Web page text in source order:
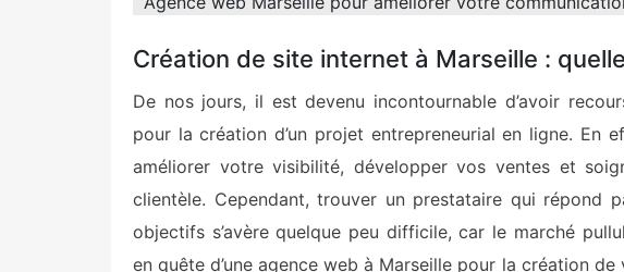
Création de site internet à Marseille :
De nos jours, il est devenu incontournable d’avoir
pour la création d’un projet entrepreneurial en ligne. En
améliorer votre visibilité, développer vos ventes et
clientèle. Cependant, trouver un prestataire qui répond
objectifs s’avère quelque peu difficile, car le marché
en quête d’une agence web à Marseille pour la création